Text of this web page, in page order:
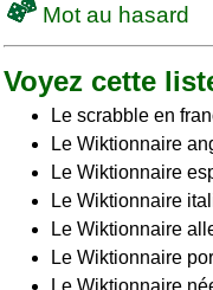
Mot au hasard
Voyez cette
Le scrabble en
Le Wiktionnaire
Le Wiktionnaire
Le Wiktionnaire
Le Wiktionnaire
Le Wiktionnaire
Le Wiktionnaire